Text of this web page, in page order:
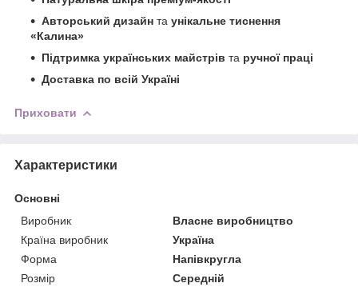
Авторський дизайн та унікальне тиснення
«Калина»
Підтримка українських майстрів та ручної праці
Доставка по всій Україні
Приховати
Характеристики
Основні
Виробник
Власне виробництво
Країна виробник
Україна
Форма
Напівкругла
Розмір
Середній